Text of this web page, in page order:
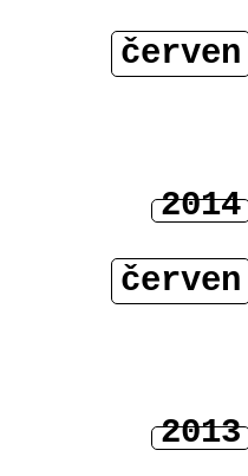
červen
2014
červen
2013